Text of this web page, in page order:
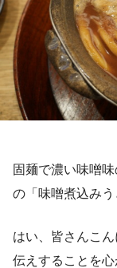
固麺で濃い味噌
の「味噌煮込み
はい、皆さんこ
伝えすることを